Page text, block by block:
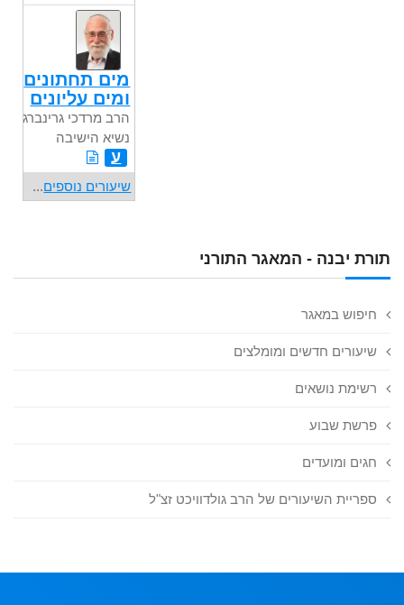
תורת יבנה - המאגר התורני
חיפוש במאגר
שיעורים חדשים ומומלצים
רשימת נושאים
פרשת שבוע
חגים ומועדים
ספריית השיעורים של הרב גולדוויכט זצ"ל
מים תחתונים
ומים עליונים
הרב מרדכי גרינברג
נשיא הישיבה
ע
שיעורים נוספים...